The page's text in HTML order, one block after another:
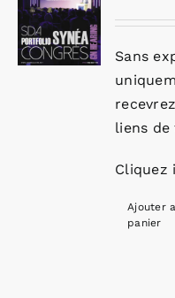
Sans
liens de
Cliquez
Ajouter
panier